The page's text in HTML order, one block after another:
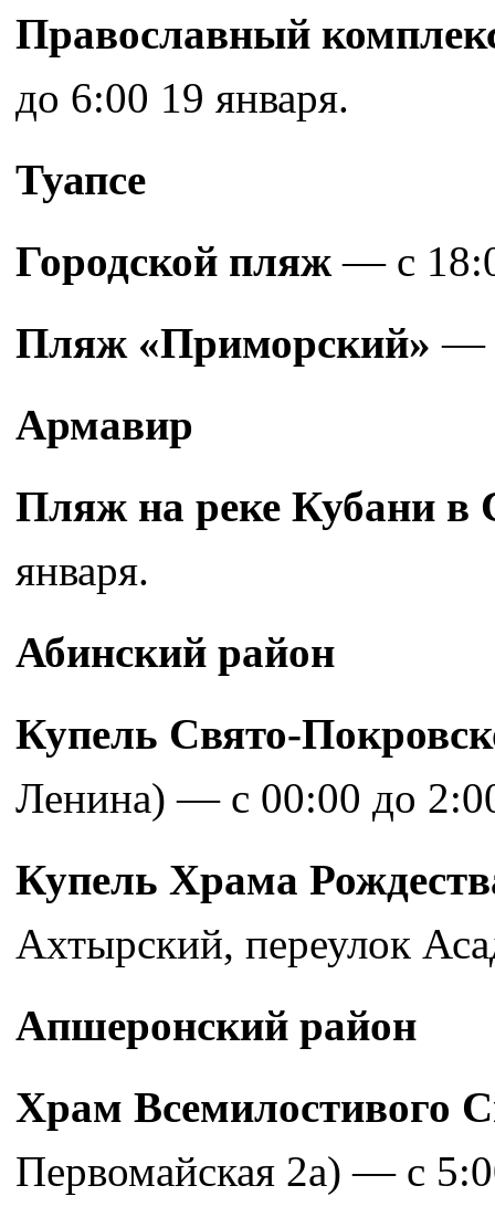
Православный
до 6:00 19 января.
Туапсе
Городской пляж — с
Пляж «Приморский» —
Армавир
Пляж на реке Кубани в
января.
Абинский район
Купель Свято-
Ленина) — с 00:00 до
Купель Храма
Ахтырский, переулок
Апшеронский район
Храм Всемилостивого
Первомайская 2а) — с